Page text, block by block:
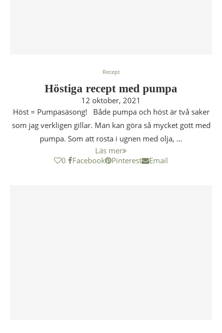
Recept
Höstiga recept med pumpa
12 oktober, 2021
Höst = Pumpasäsong! Både pumpa och höst är två saker
som jag verkligen gillar. Man kan göra så mycket gott med
pumpa. Som att rosta i ugnen med olja, …
Läs mer
0
Facebook Pinterest Email